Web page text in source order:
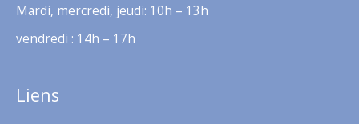
Mardi, mercredi, jeudi: 10h – 13h
vendredi : 14h – 17h
Liens